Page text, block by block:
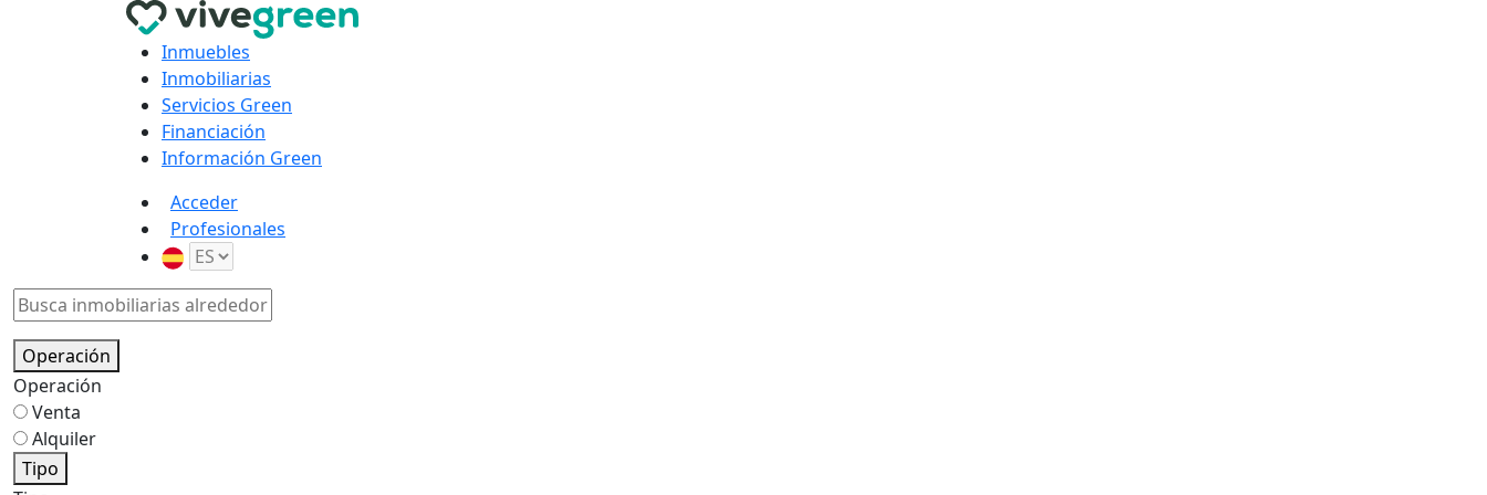
Inmuebles
Inmobiliarias
Servicios Green
Financiación
Información Green
Acceder
Profesionales
Operación
Operación
Venta
Alquiler
Tipo